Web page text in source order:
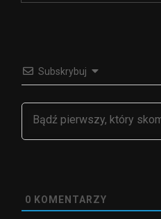
Subskrybuj
0 KOMENTARZY